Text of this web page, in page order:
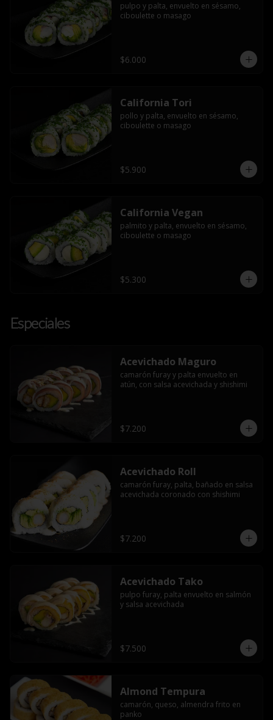
pulpo y palta, envuelto en sésamo,
ciboulette o masago
$6.000
California Tori
pollo y palta, envuelto en sésamo,
ciboulette o masago
$5.900
California Vegan
palmito y palta, envuelto en sésamo,
ciboulette o masago
$5.300
Especiales
Acevichado Maguro
camarón furay y palta envuelto en
atún, con salsa acevichada y shishimi
$7.200
Acevichado Roll
camarón furay, palta, bañado en salsa
acevichada coronado con shishimi
$7.200
Acevichado Tako
pulpo furay, palta envuelto en salmón
y salsa acevichada
$7.500
Almond Tempura
camarón, queso, almendra frito en
panko